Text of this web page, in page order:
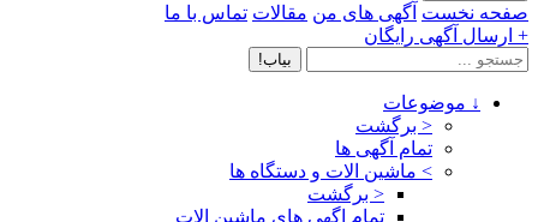
صفحه نخست آگهی های من مقالات تماس با ما
+ ارسال آگهی رایگان
بیاب!
↓ موضوعات
< برگشت
تمام آگهی ها
> ماشین الات و دستگاه ها
< برگشت
تمام اگهی های ماشین الات